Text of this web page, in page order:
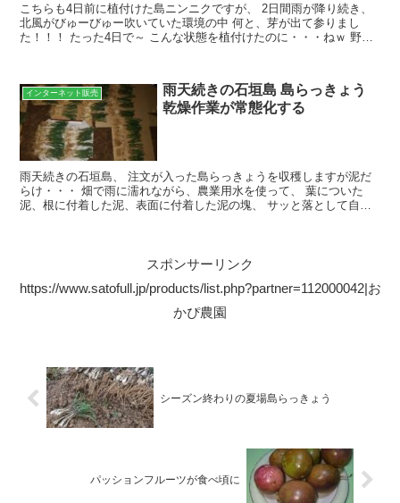
こちらも4日前に植付けた島ニンニクですが、 2日間雨が降り続き、
北風がびゅーびゅー吹いていた環境の中 何と、芽が出て参りまし
た！！！ たった4日で～ こんな状態を植付けたのに・・・ねｗ 野菜
インターネット販売
雨天続きの石垣島 島らっきょう
乾燥作業が常態化する
雨天続きの石垣島、 注文が入った島らっきょうを収穫しますが泥だ
らけ・・・ 畑で雨に濡れながら、農業用水を使って、 葉についた
泥、根に付着した泥、表面に付着した泥の塊、 サッと落として自宅
スポンサーリンク
https://www.satofull.jp/products/list.php?partner=112000042|お
かぴ農園
シーズン終わりの夏場島らっきょう
パッションフルーツが食べ頃に